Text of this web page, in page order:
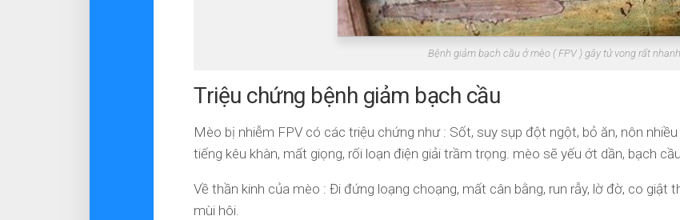
Bệnh giảm bạch cầu ở mèo ( FPV ) gây tử vong rất
Triệu chứng bệnh giảm bạch cầu
Mèo bị nhiễm FPV có các triệu chứng như : Sốt, suy sụp đột ngột, bỏ ăn, nôn
tiếng kêu khàn, mất giọng, rối loạn điện giải trầm trọng. mèo sẽ yếu ớt dần, bạch
Về thần kinh của mèo : Đi đứng loạng choạng, mất cân bằng, run rẫy, lờ đờ, co
mùi hôi.